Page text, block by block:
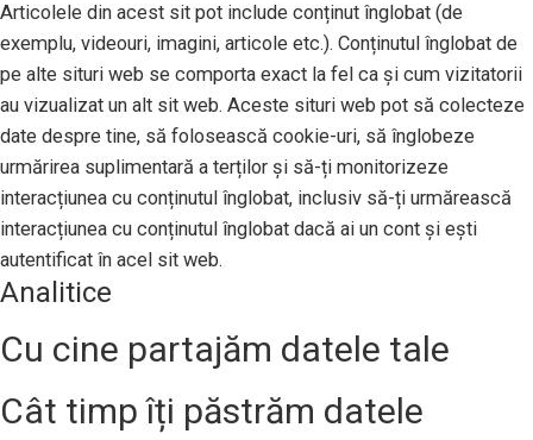
Articolele din acest sit pot include conținut înglobat (de
exemplu, videouri, imagini, articole etc.). Conținutul înglobat de
pe alte situri web se comporta exact la fel ca și cum vizitatorii
au vizualizat un alt sit web. Aceste situri web pot să colecteze
date despre tine, să folosească cookie-uri, să înglobeze
urmărirea suplimentară a terților și să-ți monitorizeze
interacțiunea cu conținutul înglobat, inclusiv să-ți urmărească
interacțiunea cu conținutul înglobat dacă ai un cont și ești
autentificat în acel sit web.
Analitice
Cu cine partajăm datele tale
Cât timp îți păstrăm datele